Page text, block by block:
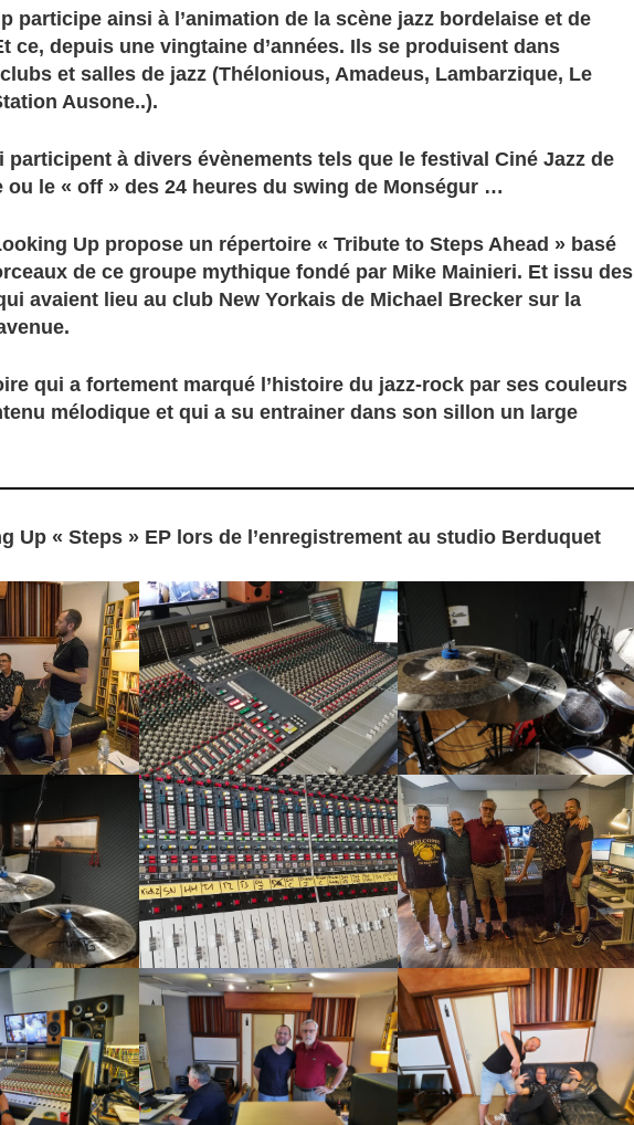
participe ainsi à l’animation de la scène jazz bordelaise et de
ce, depuis une vingtaine d’années. Ils se produisent dans
et salles de jazz (Thélonious, Amadeus, Lambarzique, Le
Ausone..).
participent à divers évènements tels que le festival Ciné Jazz de
ou le « off » des 24 heures du swing de Monségur …
Up propose un répertoire « Tribute to Steps Ahead » basé
de ce groupe mythique fondé par Mike Mainieri. Et issu des
avaient lieu au club New Yorkais de Michael Brecker sur la
qui a fortement marqué l’histoire du jazz-rock par ses couleurs
mélodique et qui a su entrainer dans son sillon un large
Up « Steps » EP lors de l’enregistrement au studio Berduquet